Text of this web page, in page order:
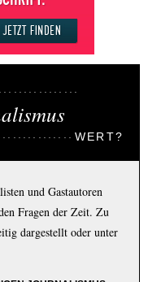
WERT?
und Gastautoren
Fragen der Zeit. Zu
dargestellt oder unter